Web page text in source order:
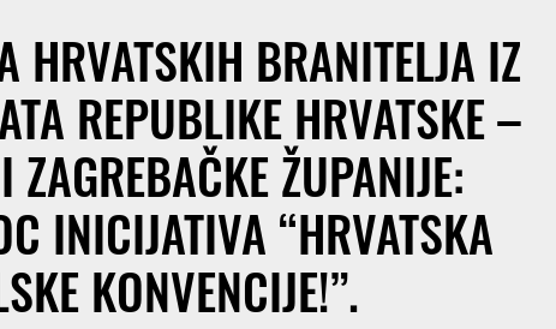
HRVATSKIH BRANITELJA IZ
REPUBLIKE HRVATSKE –
ŽUPANIJE:
INICIJATIVA “HRVATSKA
KONVENCIJE!”.